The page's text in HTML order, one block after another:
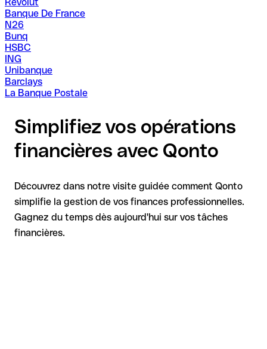
Revolut
Banque De France
N26
Bunq
HSBC
ING
Unibanque
Barclays
La Banque Postale
Simplifiez vos opérations
financières avec Qonto
Découvrez dans notre visite guidée comment Qonto
simplifie la gestion de vos finances professionnelles.
Gagnez du temps dès aujourd'hui sur vos tâches
financières.